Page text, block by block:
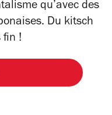
qu’avec des
Du kitsch
fin !